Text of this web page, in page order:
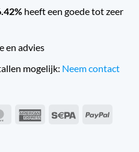
heeft een goede tot zeer
en advies
mogelijk: Neem contact
MasterCardAmerican Sepa
PayPal